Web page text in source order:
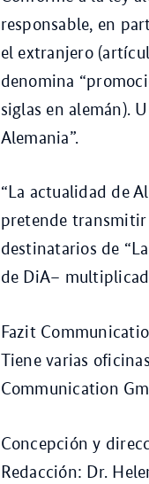
responsable, en
el extranjero
denomina
siglas en alemán).
Alemania”.
“La actualidad de
pretende transmitir
destinatarios de
de DiA–
Fazit
Tiene varias
Communication
Concepción y
Redacción: Dr.